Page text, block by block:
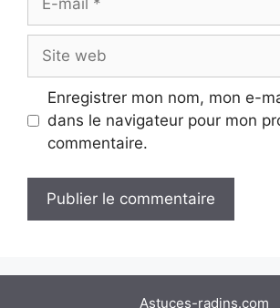
mail
web
Enregistrer mon nom, mon e-
dans le navigateur pour mon
commentaire.
Astuces-radins.com